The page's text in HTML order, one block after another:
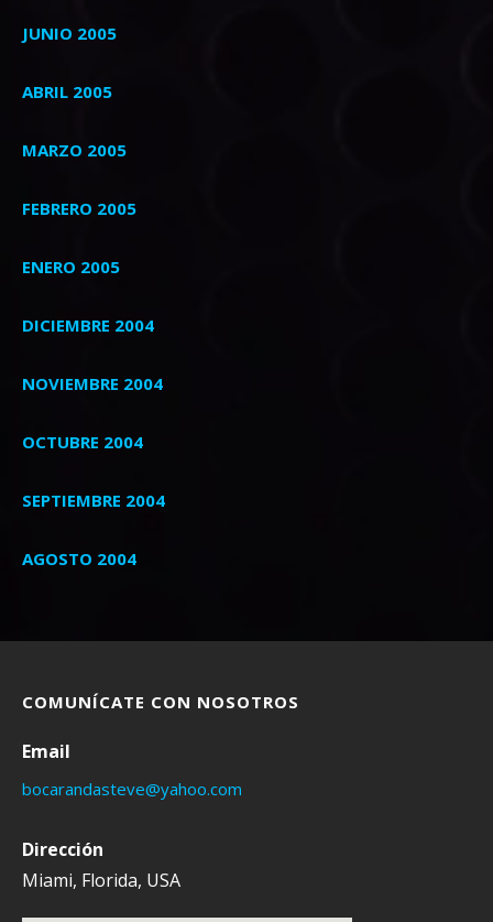
JUNIO 2005
ABRIL 2005
MARZO 2005
FEBRERO 2005
ENERO 2005
DICIEMBRE 2004
NOVIEMBRE 2004
OCTUBRE 2004
SEPTIEMBRE 2004
AGOSTO 2004
COMUNÍCATE CON NOSOTROS
Email
bocarandasteve@yahoo.com
Dirección
Miami, Florida, USA